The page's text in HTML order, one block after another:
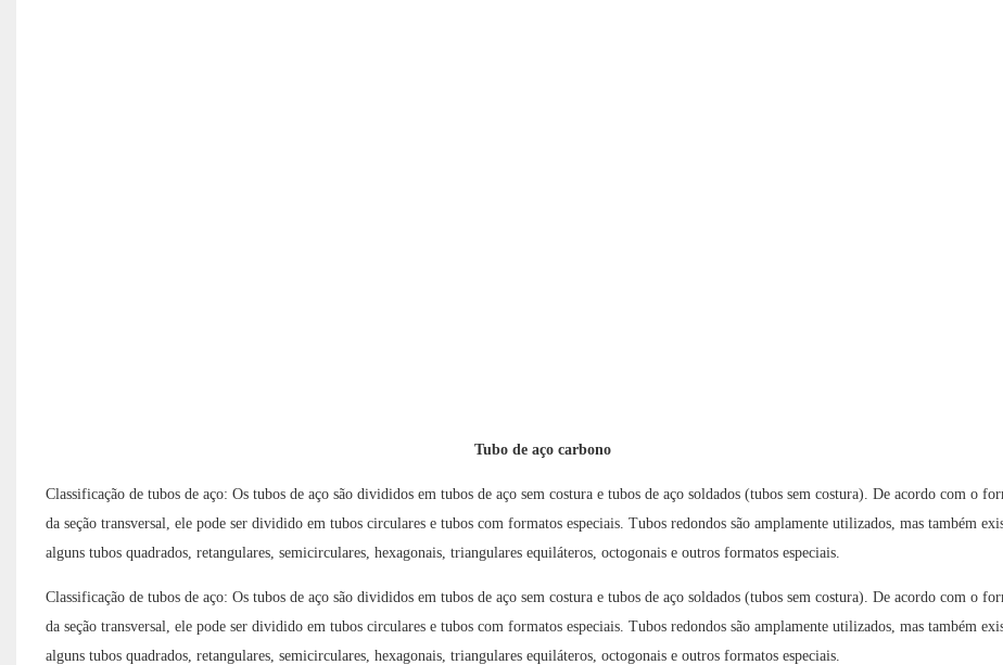
Tubo de aço carbono
Classificação de tubos de aço: Os tubos de aço são divididos em tubos de aço sem costura e tubos de aço soldados (tubos sem costura). De acordo com o
da seção transversal, ele pode ser dividido em tubos circulares e tubos com formatos especiais. Tubos redondos são amplamente utilizados, mas também
alguns tubos quadrados, retangulares, semicirculares, hexagonais, triangulares equiláteros, octogonais e outros formatos especiais.
Classificação de tubos de aço: Os tubos de aço são divididos em tubos de aço sem costura e tubos de aço soldados (tubos sem costura). De acordo com o
da seção transversal, ele pode ser dividido em tubos circulares e tubos com formatos especiais. Tubos redondos são amplamente utilizados, mas também
alguns tubos quadrados, retangulares, semicirculares, hexagonais, triangulares equiláteros, octogonais e outros formatos especiais.